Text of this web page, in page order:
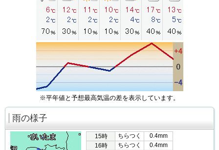
※平年値と予想最高気温の差を表示しています。
雨の様子
15時 ちらつく
0.4mm
16時
ちらつく
0.4mm